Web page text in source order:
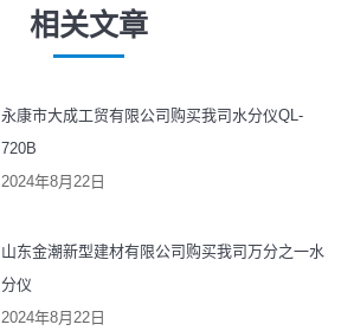
文
章：
相关文章
永康市大成工贸有限公司购买我司水分仪QL-
720B
2024年8月22日
山东金潮新型建材有限公司购买我司万分之一水
分仪
2024年8月22日